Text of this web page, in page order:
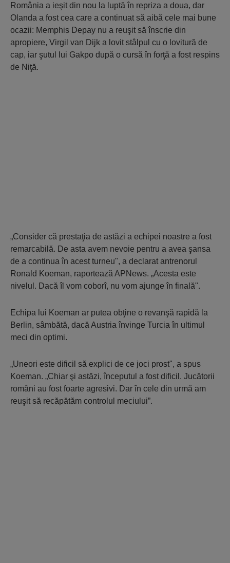
România a ieşit din nou la luptă în repriza a doua, dar
Olanda a fost cea care a continuat să aibă cele mai bune
ocazii: Memphis Depay nu a reuşit să înscrie din
apropiere, Virgil van Dijk a lovit stâlpul cu o lovitură de
cap, iar şutul lui Gakpo după o cursă în forţă a fost respins
de Niţă.
„Consider că prestaţia de astăzi a echipei noastre a fost
remarcabilă. De asta avem nevoie pentru a avea şansa
de a continua în acest turneu", a declarat antrenorul
Ronald Koeman, raportează APNews. „Acesta este
nivelul. Dacă îl vom coborî, nu vom ajunge în finală".
Echipa lui Koeman ar putea obţine o revanşă rapidă la
Berlin, sâmbătă, dacă Austria învinge Turcia în ultimul
meci din optimi.
„Uneori este dificil să explici de ce joci prost", a spus
Koeman. „Chiar şi astăzi, începutul a fost dificil. Jucătorii
români au fost foarte agresivi. Dar în cele din urmă am
reuşit să recăpătăm controlul meciului”.